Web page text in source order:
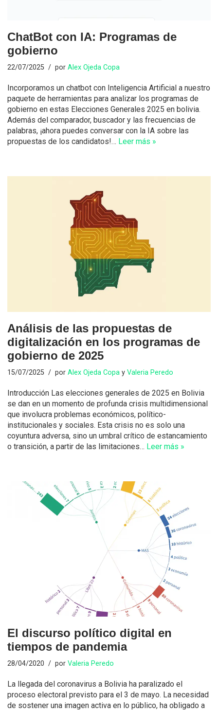
ChatBot con IA: Programas de
gobierno
22/07/2025 por Alex Ojeda Copa
Incorporamos un chatbot con Inteligencia Artificial a nuestro
paquete de herramientas para analizar los programas de
gobierno en estas Elecciones Generales 2025 en bolivia.
Además del comparador, buscador y las frecuencias de
palabras, ¡ahora puedes conversar con la IA sobre las
propuestas de los candidatos!… Leer más »
Análisis de las propuestas de
digitalización en los programas de
gobierno de 2025
15/07/2025 por Alex Ojeda Copa y Valeria Peredo
Introducción Las elecciones generales de 2025 en Bolivia
se dan en un momento de profunda crisis multidimensional
que involucra problemas económicos, político-
institucionales y sociales. Esta crisis no es solo una
coyuntura adversa, sino un umbral crítico de estancamiento
o transición, a partir de las limitaciones… Leer más »
El discurso político digital en
tiempos de pandemia
28/04/2020 por Valeria Peredo
La llegada del coronavirus a Bolivia ha paralizado el
proceso electoral previsto para el 3 de mayo. La necesidad
de sostener una imagen activa en lo público, ha obligado a